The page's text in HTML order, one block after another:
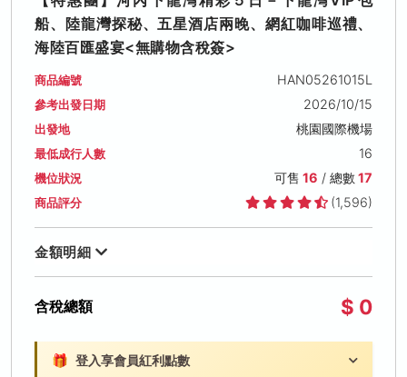
船、陸龍灣探秘、五星酒店兩晚、網紅咖啡巡禮、
海陸百匯盛宴<無購物含稅簽>
商品編號 HAN05261015L
參考出發日期 2026/10/15
出發地 桃園國際機場
最低成行人數 16
機位狀況 可售 16 / 總數17
商品評分 (1,596)
金額明細
含稅總額 $ 0
🎁 登入享會員紅利點數